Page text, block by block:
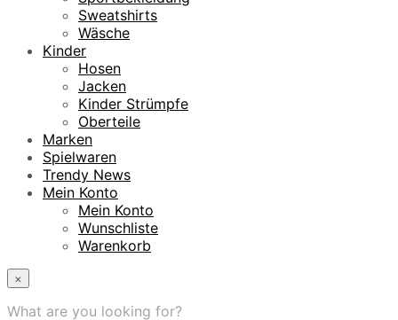
Sweatshirts
Wäsche
Kinder
Hosen
Jacken
Kinder Strümpfe
Oberteile
Marken
Spielwaren
Trendy News
Mein Konto
Mein Konto
Wunschliste
Warenkorb
×
What are you looking for?